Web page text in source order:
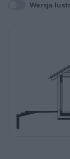
Wersja lustrzana
Wersja